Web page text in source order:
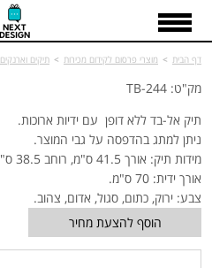
דף הבית > מוצרי פרסום לקידום מכירות > תיקים וארנקים
מק"ט: TB-244
תיק אל-בד ללא דופן עם ידיות ארוכות.
ניתן למתג בהדפסה על גבי המוצר.
מידות תיק: אורך 41.5 ס"מ, רוחב 38.5 ס"מ.
אורך ידית: 70 ס"מ.
צבע: ירוק, כתום, סגול, אדום, צהוב.
הוסף להצעת מחיר